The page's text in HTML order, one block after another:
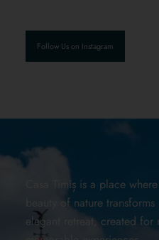
Follow Us on Instagram
Casa Timiș is a place
beauty of nature
elegant retreat, created